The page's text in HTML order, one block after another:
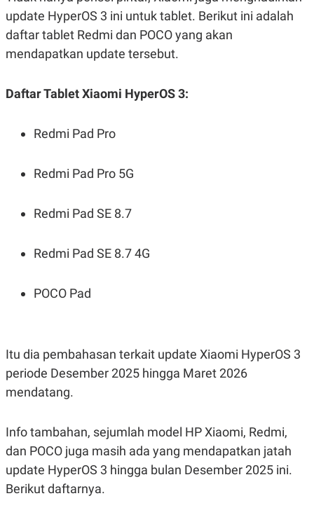
update HyperOS 3 ini untuk tablet. Berikut ini adalah
daftar tablet Redmi dan POCO yang akan
mendapatkan update tersebut.
Daftar Tablet Xiaomi HyperOS 3:
Redmi Pad Pro
Redmi Pad Pro 5G
Redmi Pad SE 8.7
Redmi Pad SE 8.7 4G
POCO Pad
Itu dia pembahasan terkait update Xiaomi HyperOS 3
periode Desember 2025 hingga Maret 2026
mendatang.
Info tambahan, sejumlah model HP Xiaomi, Redmi,
dan POCO juga masih ada yang mendapatkan jatah
update HyperOS 3 hingga bulan Desember 2025 ini.
Berikut daftarnya.